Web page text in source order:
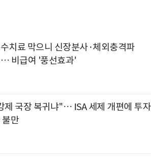
치료 막으니 신장분사·체외충격파
비급여 '풍선효과'
제 국장 복귀냐"… ISA 세제 개편에 투자
불만